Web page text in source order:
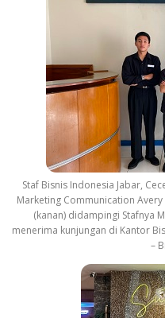
Staf Bisnis Indonesia Jabar,
Marketing Communication
(kanan) didampingi Stafnya
menerima kunjungan di Kantor
–